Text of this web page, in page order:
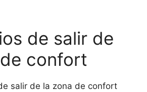
de salir de
confort
salir de la zona de confort